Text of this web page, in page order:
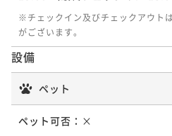
※チェックイン及びチェックアウト
がございます。
設備
ペット
ペット可否： ×